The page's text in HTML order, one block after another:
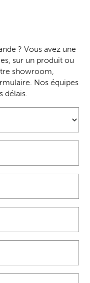
? Vous avez une
sur un produit ou
showroom,
Nos équipes
délais.